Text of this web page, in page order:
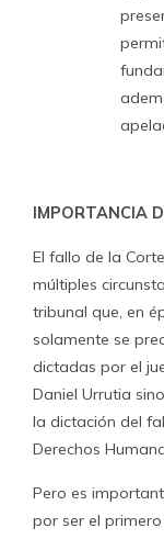
IMPORTANCIA
El fallo de la
múltiples
tribunal que, en
solamente se
dictadas por el
Daniel Urrutia
la dictación del
Derechos
Pero es
por ser el